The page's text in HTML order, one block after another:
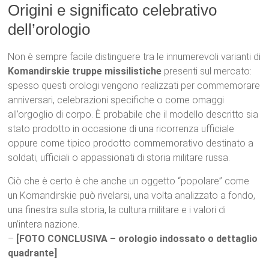
Origini e significato celebrativo
dell’orologio
Non è sempre facile distinguere tra le innumerevoli varianti di
Komandirskie truppe missilistiche presenti sul mercato:
spesso questi orologi vengono realizzati per commemorare
anniversari, celebrazioni specifiche o come omaggi
all’orgoglio di corpo. È probabile che il modello descritto sia
stato prodotto in occasione di una ricorrenza ufficiale
oppure come tipico prodotto commemorativo destinato a
soldati, ufficiali o appassionati di storia militare russa.
Ciò che è certo è che anche un oggetto “popolare” come
un Komandirskie può rivelarsi, una volta analizzato a fondo,
una finestra sulla storia, la cultura militare e i valori di
un’intera nazione.
– [FOTO CONCLUSIVA – orologio indossato o dettaglio
quadrante]